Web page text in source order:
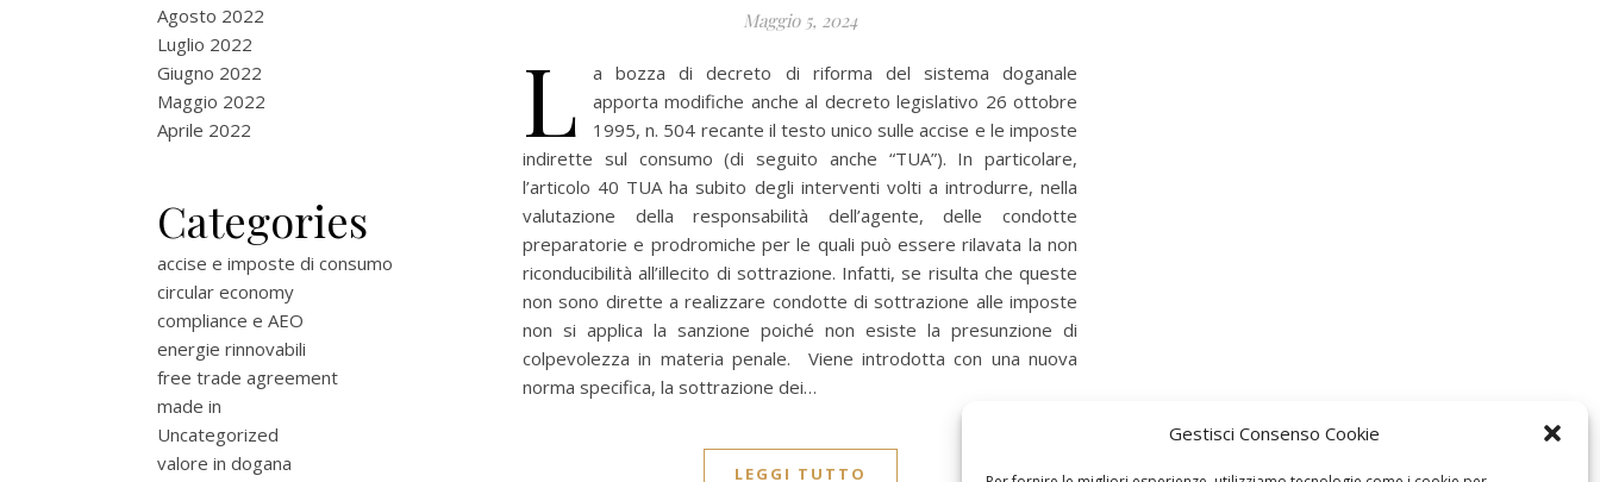
Gestisci Consenso Cookie
Agosto 2022
Luglio 2022
Giugno 2022
Maggio 2022
Aprile 2022
Categories
accise e imposte di consumo
circular economy
compliance e AEO
energie rinnovabili
free trade agreement
made in
Uncategorized
valore in dogana
Maggio 5, 2024
L
a bozza di decreto di riforma del sistema doganale
apporta modifiche anche al decreto legislativo 26 ottobre
1995, n. 504 recante il testo unico sulle accise e le imposte
indirette sul consumo (di seguito anche “TUA”). In particolare,
l’articolo 40 TUA ha subito degli interventi volti a introdurre, nella
valutazione della responsabilità dell’agente, delle condotte
preparatorie e prodromiche per le quali può essere rilavata la non
riconducibilità all’illecito di sottrazione. Infatti, se risulta che queste
non sono dirette a realizzare condotte di sottrazione alle imposte
non si applica la sanzione poiché non esiste la presunzione di
colpevolezza in materia penale. Viene introdotta con una nuova
norma specifica, la sottrazione dei…
LEGGI TUTTO